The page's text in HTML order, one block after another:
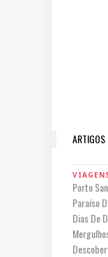
ARTIGOS
Porto
Paraíso
Dias De